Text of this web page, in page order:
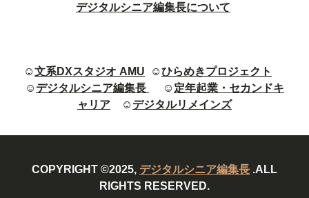
デジタルシニア編集長について
☺文系DXスタジオ AMU ☺ひらめきプロジェクト
☺ デジタルシニア編集長 ☺ 定年起業・セカンドキ
ャリア
☺ デジタルリメインズ
COPYRIGHT ©2025, デジタルシニア編集長 .ALL
RIGHTS RESERVED.